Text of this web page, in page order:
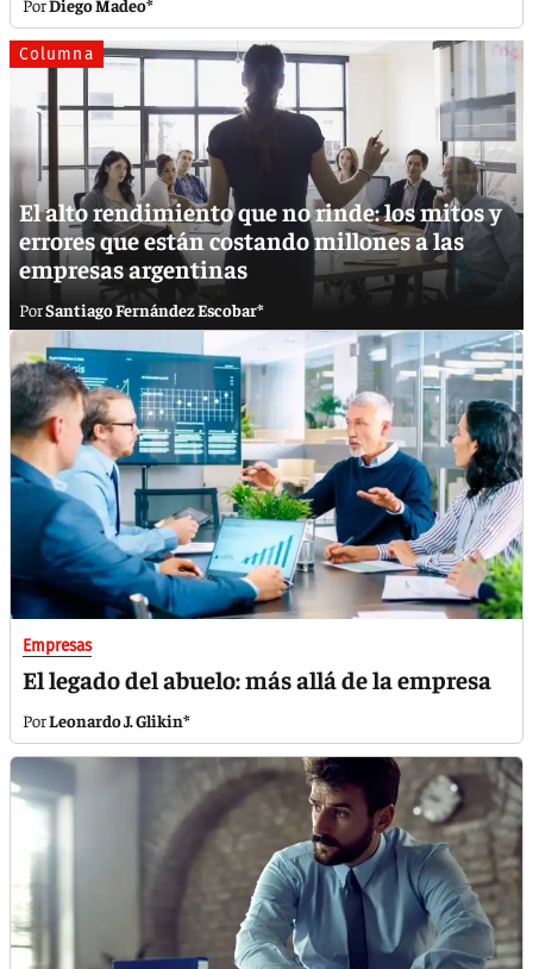
Diego Madeo*
Columna
El alto rendimiento que no rinde: los mitos y
errores que están costando millones a las
empresas argentinas
Santiago Fernández Escobar*
Empresas
El legado del abuelo: más allá de la empresa
Leonardo J. Glikin*